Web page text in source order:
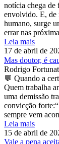
notícia chega de
envolvido. E, de
humano, surge
errar nas
Leia mais
17 de abril de
Mas doutor, é
Rodrigo
💬 Quando a
Quem trabalha
uma demissão
convicção
sempre vem
Leia mais
15 de abril de
Vale a pena